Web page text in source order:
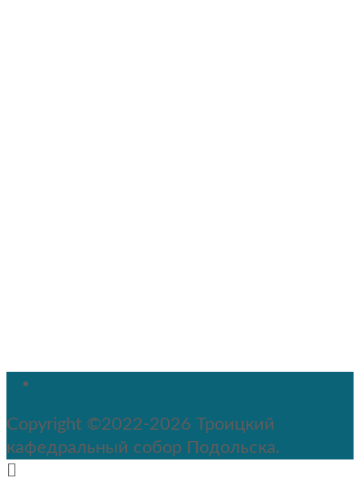
Copyright ©2022-2026 Троицкий
кафедральный собор Подольска.